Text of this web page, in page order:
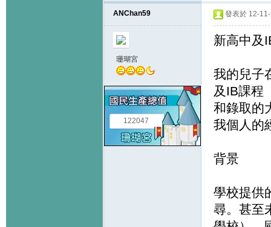
ANChan59
珊瑚宮
122047
發表於 12-
新高中及
我的兒子
及IB課程
和錄取的
我個人的
背景
學校提供
尋。甚至